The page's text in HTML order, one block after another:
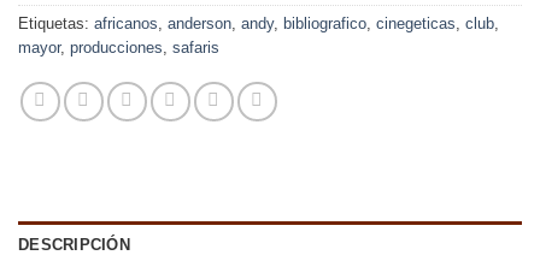
Etiquetas: africanos, anderson, andy, bibliografico, cinegeticas, club,
mayor, producciones, safaris
DESCRIPCIÓN